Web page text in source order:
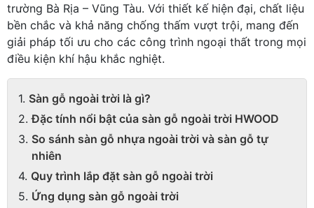
trường Bà Rịa – Vũng Tàu. Với thiết kế hiện đại, chất liệu
bền chắc và khả năng chống thấm vượt trội, mang đến
giải pháp tối ưu cho các công trình ngoại thất trong mọi
điều kiện khí hậu khắc nghiệt.
Sàn gỗ ngoài trời là gì?
Đặc tính nổi bật của sàn gỗ ngoài trời HWOOD
So sánh sàn gỗ nhựa ngoài trời và sàn gỗ tự
nhiên
Quy trình lắp đặt sàn gỗ ngoài trời
Ứng dụng sàn gỗ ngoài trời